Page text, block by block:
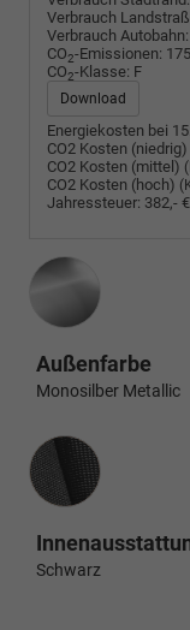
Verbrauch
Verbrauch Autobahn:
CO2-Emissionen:
CO2-Klasse: F
Download
Energiekosten bei
CO2 Kosten (niedrig)
CO2 Kosten (mittel)
CO2 Kosten (hoch)
Jahressteuer: 382,- €
Außenfarbe
Monosilber Metallic
Innenausstattung
Schwarz